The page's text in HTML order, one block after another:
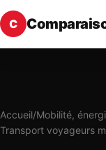
C
Accueil/Mobilité,
Transport voyageurs